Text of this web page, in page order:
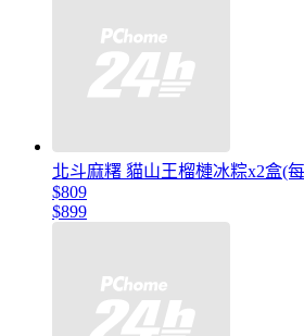
北斗麻糬 貓山王榴槤冰粽x2盒(
$809
$899